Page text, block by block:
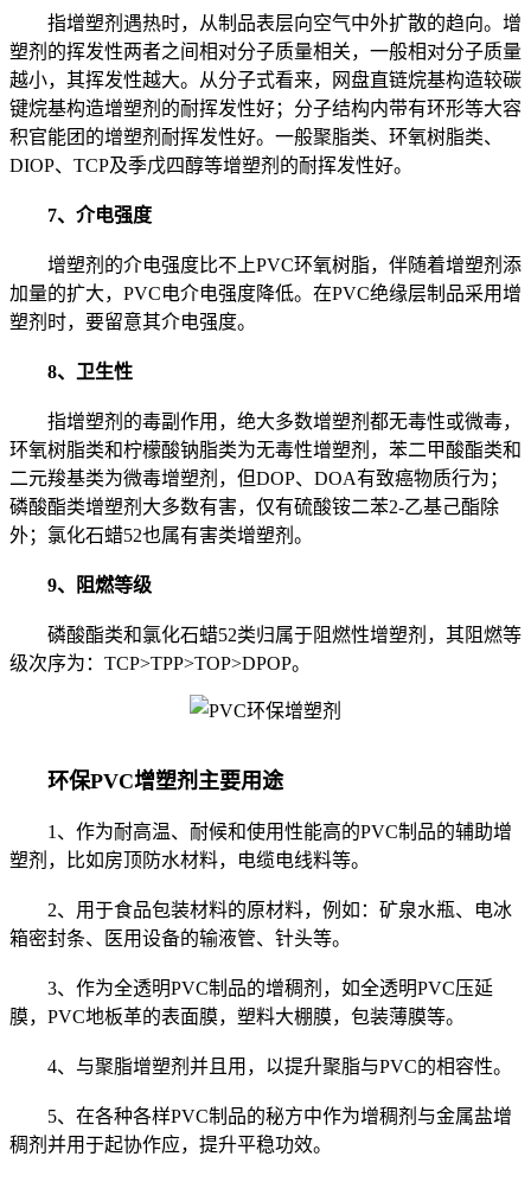
指增塑剂遇热时，从制品表层向空气中外扩散的趋向。增
塑剂的挥发性两者之间相对分子质量相关，一般相对分子质量
越小，其挥发性越大。从分子式看来，网盘直链烷基构造较碳
键烷基构造增塑剂的耐挥发性好；分子结构内带有环形等大容
积官能团的增塑剂耐挥发性好。一般聚脂类、环氧树脂类、
DIOP、TCP及季戊四醇等增塑剂的耐挥发性好。
7、介电强度
增塑剂的介电强度比不上PVC环氧树脂，伴随着增塑剂添
加量的扩大，PVC电介电强度降低。在PVC绝缘层制品采用增
塑剂时，要留意其介电强度。
8、卫生性
指增塑剂的毒副作用，绝大多数增塑剂都无毒性或微毒，
环氧树脂类和柠檬酸钠脂类为无毒性增塑剂，苯二甲酸酯类和
二元羧基类为微毒增塑剂，但DOP、DOA有致癌物质行为；
磷酸酯类增塑剂大多数有害，仅有硫酸铵二苯2-乙基己酯除
外；氯化石蜡52也属有害类增塑剂。
9、阻燃等级
磷酸酯类和氯化石蜡52类归属于阻燃性增塑剂，其阻燃等
级次序为：TCP>TPP>TOP>DPOP。
环保PVC增塑剂主要用途
1、作为耐高温、耐候和使用性能高的PVC制品的辅助增
塑剂，比如房顶防水材料，电缆电线料等。
2、用于食品包装材料的原材料，例如：矿泉水瓶、电冰
箱密封条、医用设备的输液管、针头等。
3、作为全透明PVC制品的增稠剂，如全透明PVC压延
膜，PVC地板革的表面膜，塑料大棚膜，包装薄膜等。
4、与聚脂增塑剂并且用，以提升聚脂与PVC的相容性。
5、在各种各样PVC制品的秘方中作为增稠剂与金属盐增
稠剂并用于起协作应，提升平稳功效。